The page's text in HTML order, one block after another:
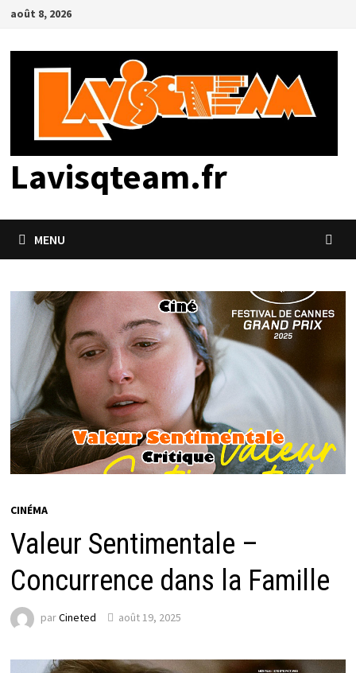
Passer
contenu
août 8, 2026
Lavisqteam.fr
MENU
CINÉMA
Valeur Sentimentale –
Concurrence dans la Famille
parCineted août 19, 2025